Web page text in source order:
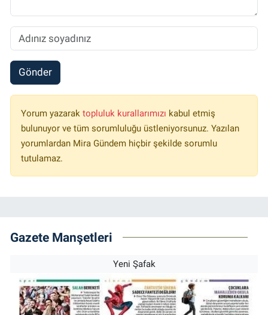
Gönder
Yorum yazarak topluluk kurallarımızı kabul etmiş
bulunuyor ve tüm sorumluluğu üstleniyorsunuz. Yazılan
yorumlardan Mira Gündem hiçbir şekilde sorumlu
tutulamaz.
Gazete Manşetleri
Yeni Şafak